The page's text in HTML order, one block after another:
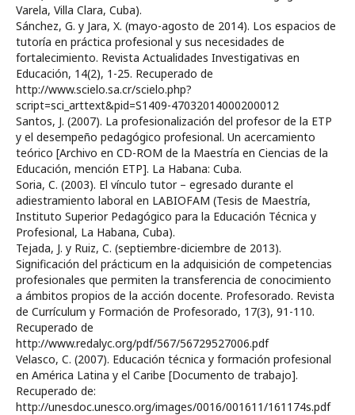
Varela, Villa Clara, Cuba).
Sánchez, G. y Jara, X. (mayo-agosto de 2014). Los espacios de
tutoría en práctica profesional y sus necesidades de
fortalecimiento. Revista Actualidades Investigativas en
Educación, 14(2), 1-25. Recuperado de
http://www.scielo.sa.cr/scielo.php?
script=sci_arttext&pid=S1409-47032014000200012
Santos, J. (2007). La profesionalización del profesor de la ETP
y el desempeño pedagógico profesional. Un acercamiento
teórico [Archivo en CD-ROM de la Maestría en Ciencias de la
Educación, mención ETP]. La Habana: Cuba.
Soria, C. (2003). El vínculo tutor – egresado durante el
adiestramiento laboral en LABIOFAM (Tesis de Maestría,
Instituto Superior Pedagógico para la Educación Técnica y
Profesional, La Habana, Cuba).
Tejada, J. y Ruiz, C. (septiembre-diciembre de 2013).
Significación del prácticum en la adquisición de competencias
profesionales que permiten la transferencia de conocimiento
a ámbitos propios de la acción docente. Profesorado. Revista
de Currículum y Formación de Profesorado, 17(3), 91-110.
Recuperado de
http://www.redalyc.org/pdf/567/56729527006.pdf
Velasco, C. (2007). Educación técnica y formación profesional
en América Latina y el Caribe [Documento de trabajo].
Recuperado de:
http://unesdoc.unesco.org/images/0016/001611/161174s.pdf